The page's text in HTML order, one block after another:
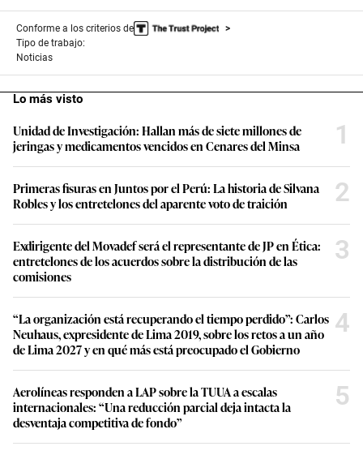
Conforme a los criterios de
Tipo de trabajo:
Noticias
Lo más visto
Unidad de Investigación: Hallan más de siete millones de
jeringas y medicamentos vencidos en Cenares del Minsa
1
Primeras fisuras en Juntos por el Perú: La historia de Silvana
Robles y los entretelones del aparente voto de traición
2
Exdirigente del Movadef será el representante de JP en Ética:
entretelones de los acuerdos sobre la distribución de las
comisiones
3
“La organización está recuperando el tiempo perdido”: Carlos
Neuhaus, expresidente de Lima 2019, sobre los retos a un año
de Lima 2027 y en qué más está preocupado el Gobierno
4
Aerolíneas responden a LAP sobre la TUUA a escalas
internacionales: “Una reducción parcial deja intacta la
desventaja competitiva de fondo”
5